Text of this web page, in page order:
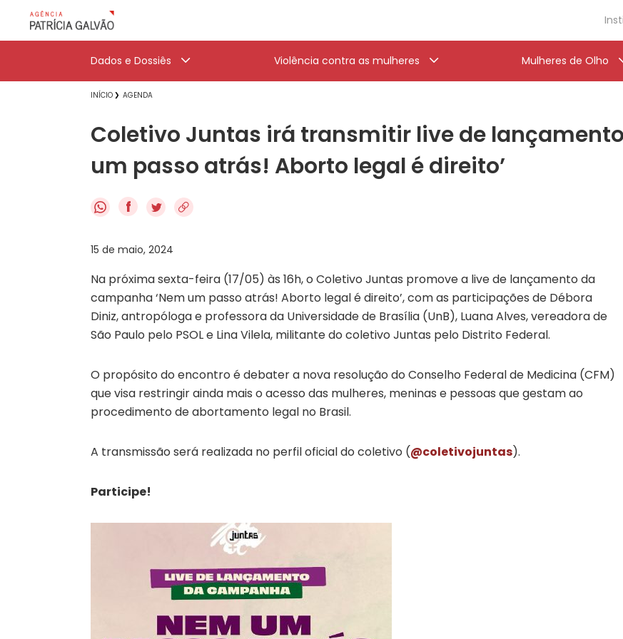
Dados e Dossiês Violência contra as mulheres Mulheres de Olho
INÍCIO AGENDA
Coletivo Juntas irá transmitir live de
um passo atrás! Aborto legal é direito’
f
15 de maio, 2024
Na próxima sexta-feira (17/05) às 16h, o Coletivo Juntas promove a live de lançamento da
campanha ‘Nem um passo atrás! Aborto legal é direito’, com as participações de Débora
Diniz, antropóloga e professora da Universidade de Brasília (UnB), Luana Alves, vereadora de
São Paulo pelo PSOL e Lina Vilela, militante do coletivo Juntas pelo Distrito Federal.
O propósito do encontro é debater a nova resolução do Conselho Federal de Medicina (CFM)
que visa restringir ainda mais o acesso das mulheres, meninas e pessoas que gestam ao
procedimento de abortamento legal no Brasil.
A transmissão será realizada no perfil oficial do coletivo (@coletivojuntas).
Participe!